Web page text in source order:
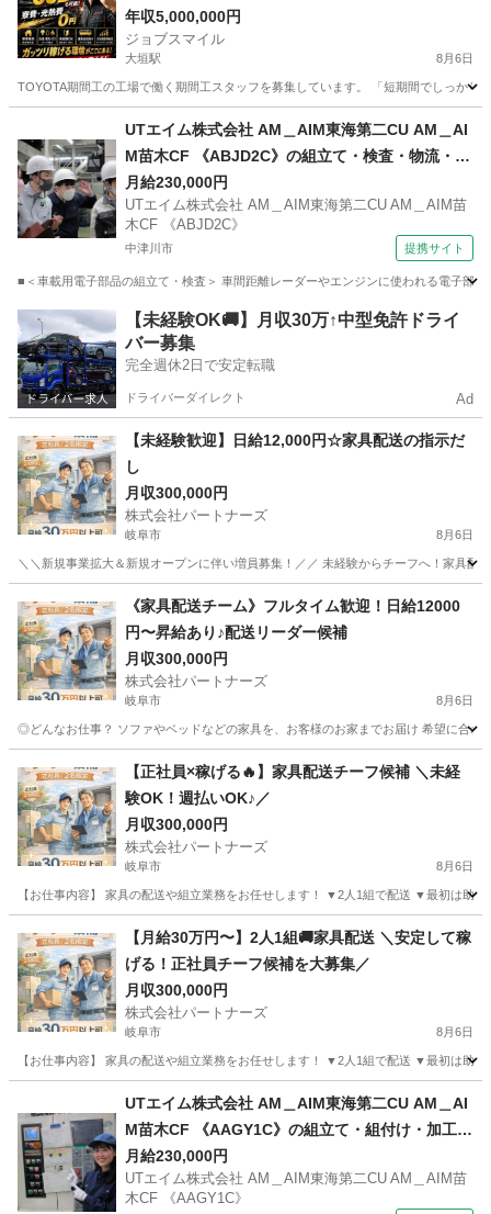
年収5,000,000円
ジョブスマイル
大垣駅 8月6日
TOYOTA期間工の工場で働く期間工スタッフを募集しています。 「短期間でしっ
大垣駅 工場
UTエイム株式会社 AM＿AIM東海第二CU AM＿AI
M苗木CF 《ABJD2C》の組立て・検査・物流・ピ
ッキング 【禁煙・分煙】
月給230,000円
UTエイム株式会社 AM＿AIM東海第二CU AM＿AIM苗
木CF 《ABJD2C》
中津川市 提携サイト
■＜車載用電子部品の組立て・検査＞ 車間距離レーダーやエンジンに使われる電子部
中津川市 倉庫管理
【未経験OK🚚】月収30万↑中型免許ドライ
バー募集
完全週休2日で安定転職
ドライバーダイレクト Ad
【未経験歓迎】日給12,000円☆家具配送の指示だ
し
月収300,000円
株式会社パートナーズ
岐阜市 8月6日
＼＼新規事業拡大＆新規オープンに伴い増員募集！／／ 未経験からチーフへ！家具
配送 未経験
《家具配送チーム》フルタイム歓迎！日給12000
円〜昇給あり♪配送リーダー候補
月収300,000円
株式会社パートナーズ
岐阜市 8月6日
◎どんなお仕事？ ソファやベッドなどの家具を、お客様のお家までお届け 希望に合
配送 未経験
【正社員×稼げる🔥】家具配送チーフ候補 ＼未経
験OK！週払いOK♪／
月収300,000円
株式会社パートナーズ
岐阜市 8月6日
【お仕事内容】 家具の配送や組立業務をお任せします！ ▼2人1組で配送 ▼最初は
配送
【月給30万円〜】2人1組🚚家具配送 ＼安定して稼
げる！正社員チーフ候補を大募集／
月収300,000円
株式会社パートナーズ
岐阜市 8月6日
【お仕事内容】 家具の配送や組立業務をお任せします！ ▼2人1組で配送 ▼最初は
未経験
UTエイム株式会社 AM＿AIM東海第二CU AM＿AI
M苗木CF 《AAGY1C》の組立て・組付け・加工・
マシン操作・検査・部品運搬 【即日勤務OK】
月給230,000円
UTエイム株式会社 AM＿AIM東海第二CU AM＿AIM苗
木CF 《AAGY1C》